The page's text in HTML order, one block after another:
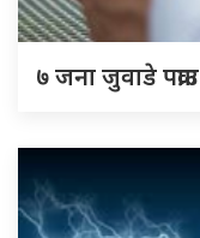
७ जना जुवाडे पक्राउ